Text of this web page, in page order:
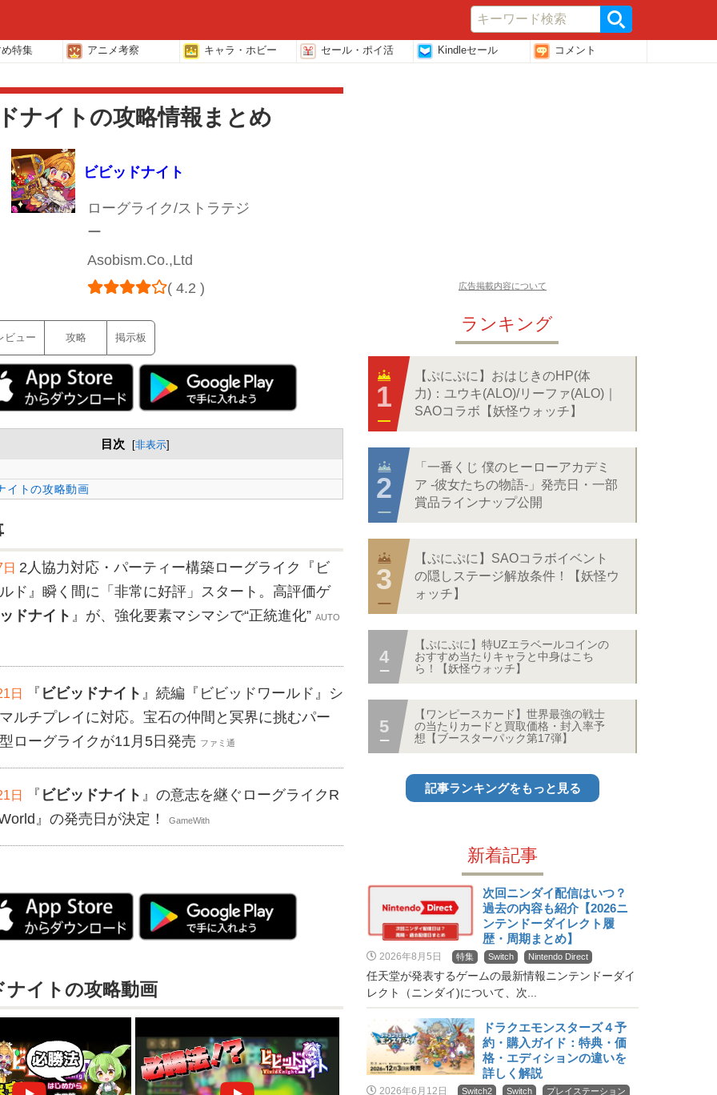
特集 アニメ考察 キャラ・ホビー セール・ポイ活 Kindleセール コメント
ナイトの攻略情報まとめ
ビビッドナイト
ローグライク/ストラテジ
ー
Asobism.Co.,Ltd
( 4.2 )
ビュー 攻略 掲示板
目次 [非表示]
イトの攻略動画
2人協力対応・パーティー構築ローグライク『ビ
ド』瞬く間に「非常に好評」スタート。高評価ゲ
ドナイト 』が、強化要素マシマシで“正統進化” AUTO
日 『 ビビッドナイト 』続編『ビビッドワールド』シ
ルチプレイに対応。宝石の仲間と冥界に挑むパー
ローグライクが11月5日発売 ファミ通
日 『 ビビッドナイト 』の意志を継ぐローグライクR
』の発売日が決定！
GameWith
ナイトの攻略動画
広告掲載内容について
ランキング
【ぷにぷに】おはじきのHP(体
力)：ユウキ(ALO)/リーファ(ALO)｜
SAOコラボ【妖怪ウォッチ】
「一番くじ 僕のヒーローアカデミ
ア -彼女たちの物語-」発売日・一部
賞品ラインナップ公開
【ぷにぷに】SAOコラボイベント
の隠しステージ解放条件！【妖怪ウ
ォッチ】
【ぷにぷに】特UZエラベールコインの
おすすめ当たりキャラと中身はこち
ら！【妖怪ウォッチ】
【ワンピースカード】世界最強の戦士
の当たりカードと買取価格・封入率予
想【ブースターパック第17弾】
記事ランキングをもっと見る
新着記事
次回ニンダイ配信はいつ？
過去の内容も紹介【2026ニ
ンテンドーダイレクト履
歴・周期まとめ】
2026年8月5日 特集 Switch Nintendo Direct
任天堂が発表するゲームの最新情報ニンテンドーダイ
レクト（ニンダイ)について、次...
ドラクエモンスターズ４予
約・購入ガイド：特典・価
格・エディションの違いを
詳しく解説
2026年6月12日 Switch2 Switch
プレイステーション